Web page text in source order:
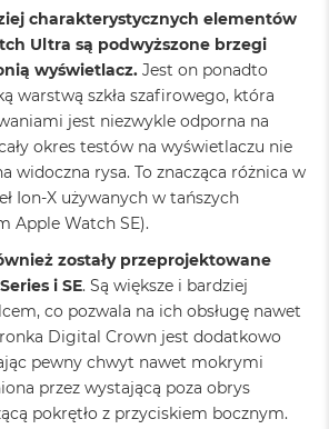
charakterystycznych elementów
Ultra są podwyższone brzegi
wyświetlacz. Jest on ponadto
warstwą szkła szafirowego, która
jest niezwykle odporna na
okres testów na wyświetlaczu nie
widoczna rysa. To znacząca różnica w
Ion-X używanych w tańszych
Apple Watch SE).
zostały przeprojektowane
i SE. Są większe i bardziej
co pozwala na ich obsługę nawet
Digital Crown jest dodatkowo
pewny chwyt nawet mokrymi
przez wystającą poza obrys
pokrętło z przyciskiem bocznym.